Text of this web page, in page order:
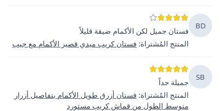
BD
فستان جميل لكن الأكمام ضيقة قليلاً
المنتج المُشتراة: فستان كريب ميدي قصير الأكمام مع جيب
SB
جميلة جداً
المنتج المُشتراة: فستان أزرق طويل الأكمام بتفاصيل أزرار
متوسط الطول من قماش كريب مستورد